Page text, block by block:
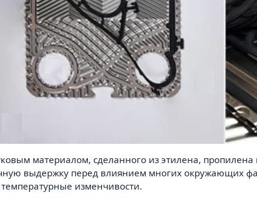
материалом, сделанного из этилена,
выдержку перед влиянием многих окружающих
изменчивости.